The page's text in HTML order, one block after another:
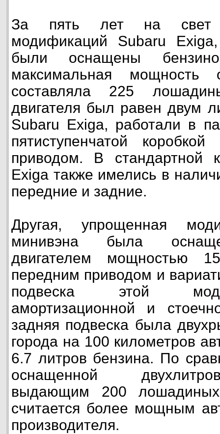
За пять лет на свет
модификаций Subaru
были оснащены
максимальная мощность
составляла 225
двигателя был равен двум
Subaru Exiga, работали в
пятиступенчатой
приводом. В стандартной
Exiga также имелись в
передние и задние.
Другая, упрощенная
минивэна была
двигателем мощностью
передним приводом и
подвеска этой
амортизационной и
задняя подвеска была
города на 100 километров
6.7 литров бензина. По
оснащенной
выдающим 200
считается более мощным
производителя.